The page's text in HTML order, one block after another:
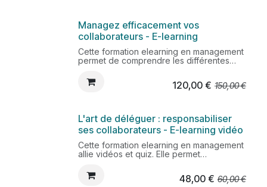
à l'aise dans votre prise de fonction.
Managez efficacement vos
collaborateurs - E-learning
Cette formation elearning en management
permet de comprendre les différentes
management à ses collaborateurs et au
contexte de son entreprise.120,00€ 150,00€
L'art de déléguer : responsabiliser
ses collaborateurs - E-learning vidéo
Cette formation elearning en management
allie vidéos et quiz. Elle permet
efficace. Vous saurez préparer, présenter
et suivre une délégation en identifiant les
48,00€ 60,00€